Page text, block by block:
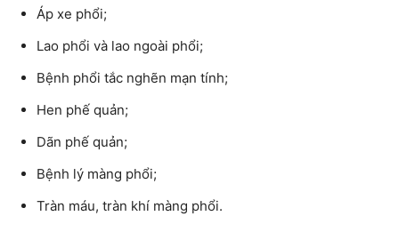
Áp xe phổi;
Lao phổi và lao ngoài phổi;
Bệnh phổi tắc nghẽn mạn tính;
Hen phế quản;
Dãn phế quản;
Bệnh lý màng phổi;
Tràn máu, tràn khí màng phổi.